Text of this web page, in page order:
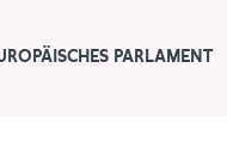
PARLAMENT